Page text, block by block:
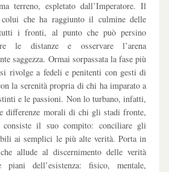
terreno, espletato dall’Imperatore. Il
che ha raggiunto il culmine delle
i fronti, al punto che può persino
le distanze e osservare l’arena
saggezza. Ormai sorpassata la fase più
rivolge a fedeli e penitenti con gesti di
la serenità propria di chi ha imparato a
e le passioni. Non lo turbano, infatti,
differenze morali di chi gli stadi fronte,
il suo compito: conciliare gli
ai semplici le più alte verità. Porta in
allude al discernimento delle verità
dell’esistenza: fisico, mentale,